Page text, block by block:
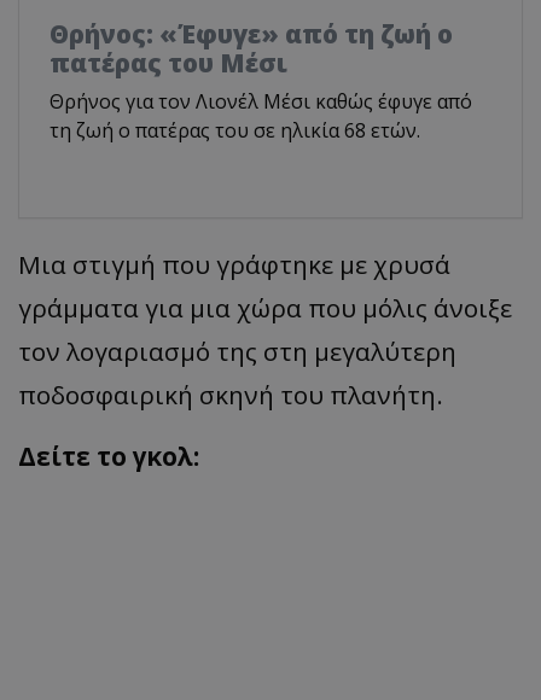
Θρήνος: «Έφυγε» από τη ζωή ο
πατέρας του Μέσι
Θρήνος για τον Λιονέλ Μέσι καθώς έφυγε από
τη ζωή ο πατέρας του σε ηλικία 68 ετών.
Μια στιγμή που γράφτηκε με χρυσά
γράμματα για μια χώρα που μόλις άνοιξε
τον λογαριασμό της στη μεγαλύτερη
ποδοσφαιρική σκηνή του πλανήτη.
Δείτε το γκολ: